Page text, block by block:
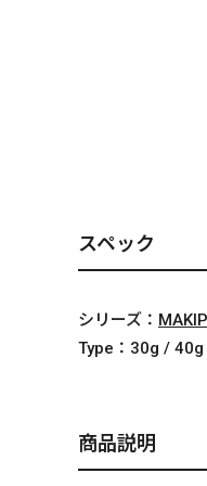
スペック
シリーズ：
Type： 30g / 40g
商品説明